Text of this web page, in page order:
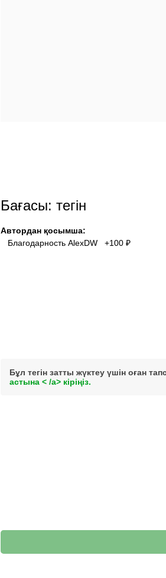
Бағасы: тегін
Автордан қосымша:
Благодарность AlexDW +100 ₽
Бұл тегін затты жүктеу үшін оған
астына < /a> кіріңіз.